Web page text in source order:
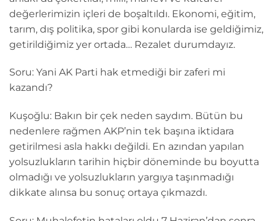
değerlerimizin içleri de boşaltıldı. Ekonomi, eğitim,
tarım, dış politika, spor gibi konularda ise geldiğimiz,
getirildiğimiz yer ortada… Rezalet durumdayız.
Soru: Yani AK Parti hak etmediği bir zaferi mi
kazandı?
Kuşoğlu: Bakın bir çek neden saydım. Bütün bu
nedenlere rağmen AKP’nin tek başına iktidara
getirilmesi asla hakkı değildi. En azından yapılan
yolsuzlukların tarihin hiçbir döneminde bu boyutta
olmadığı ve yolsuzlukların yargıya taşınmadığı
dikkate alınsa bu sonuç ortaya çıkmazdı.